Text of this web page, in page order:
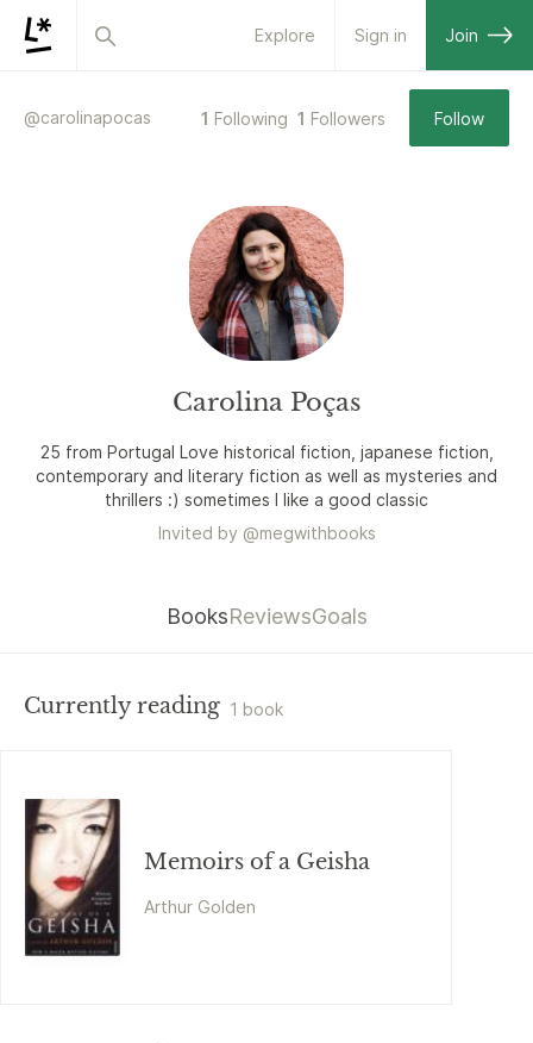
Explore Sign in Join
@carolinapocas 1 Following 1 Followers Follow
Carolina Poças
25 from Portugal Love historical fiction, japanese fiction,
contemporary and literary fiction as well as mysteries and
thrillers :) sometimes I like a good classic
Invited by @megwithbooks
BooksReviewsGoals
Currently reading 1 book
Memoirs of a Geisha
Arthur Golden